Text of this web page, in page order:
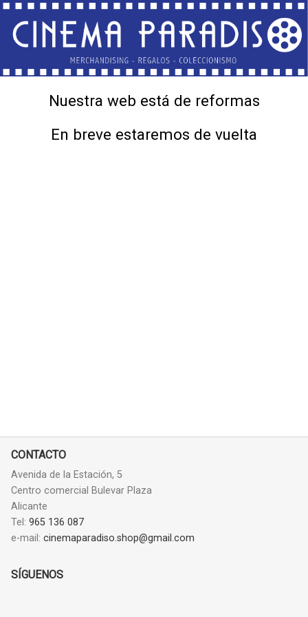
Nuestra web está de reformas
En breve estaremos de vuelta
CONTACTO
Avenida de la Estación, 5
Centro comercial Bulevar Plaza
Alicante
Tel: 965 136 087
e-mail: cinemaparadiso.shop@gmail.com
SÍGUENOS